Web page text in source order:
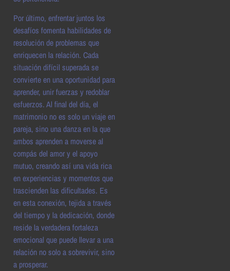
Por último, enfrentar juntos los
desafíos fomenta habilidades de
resolución de problemas que
enriquecen la relación. Cada
situación difícil superada se
convierte en una oportunidad para
aprender, unir fuerzas y redoblar
esfuerzos. Al final del día, el
matrimonio no es solo un viaje en
pareja, sino una danza en la que
ambos aprenden a moverse al
compás del amor y el apoyo
mutuo, creando así una vida rica
en experiencias y momentos que
trascienden las dificultades. Es
en esta conexión, tejida a través
del tiempo y la dedicación, donde
reside la verdadera fortaleza
emocional que puede llevar a una
relación no solo a sobrevivir, sino
a prosperar.